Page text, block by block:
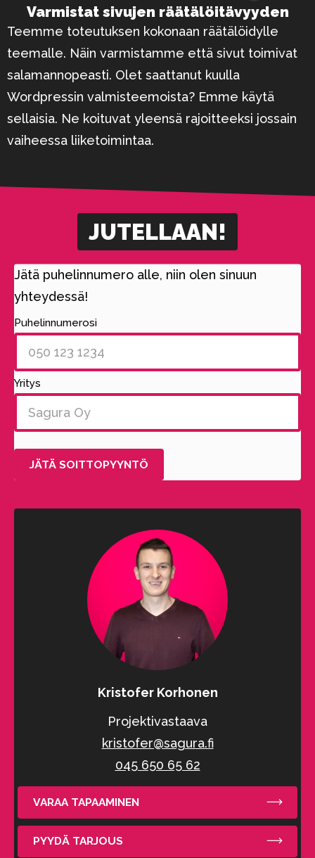
Varmistat sivujen räätälöitävyyden
Teemme toteutuksen kokonaan räätälöidylle
teemalle. Näin varmistamme että sivut toimivat
salamannopeasti. Olet saattanut kuulla
Wordpressin valmisteemoista? Emme käytä
sellaisia. Ne koituvat yleensä rajoitteeksi jossain
vaiheessa liiketoimintaa.
JUTELLAAN!
Jätä puhelinnumero alle, niin olen sinuun
yhteydessä!
Puhelinnumerosi
Yritys
Kristofer Korhonen
Projektivastaava
kristofer@sagura.fi
045 650 65 62
VARAA TAPAAMINEN
PYYDÄ TARJOUS